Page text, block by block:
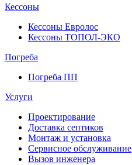
Кессоны
Кессоны Евролос
Кессоны ТОПОЛ-ЭКО
Погребa
Погреба ПП
Услуги
Проектирование
Доставка септиков
Монтаж и установка
Сервисное обслуживание
Вызов инженера